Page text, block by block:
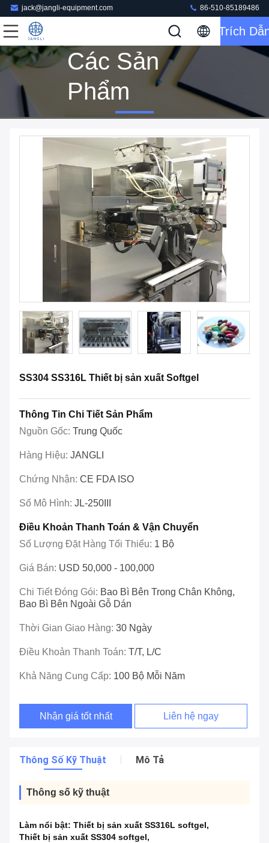
jack@jangli-equipment.com 86-510-85189486
Trích
Các Sản
Phẩm
SS304 SS316L Thiết bị sản xuất Softgel
Thông Tin Chi Tiết Sản Phẩm
Nguồn Gốc: Trung Quốc
Hàng Hiệu: JANGLI
Chứng Nhận: CE FDA ISO
Số Mô Hình: JL-250III
Điều Khoản Thanh Toán & Vận Chuyển
Số Lượng Đặt Hàng Tối Thiểu: 1 Bộ
Giá Bán: USD 50,000 - 100,000
Chi Tiết Đóng Gói: Bao Bì Bên Trong Chân Không,
Bao Bì Bên Ngoài Gỗ Dán
Thời Gian Giao Hàng: 30 Ngày
Điều Khoản Thanh Toán: T/T, L/C
Khả Năng Cung Cấp: 100 Bộ Mỗi Năm
Nhận giá tốt nhất Liên hệ ngay
Thông Số Kỹ Thuật Mô Tả
Thông số kỹ thuật
Làm nổi bật: Thiết bị sản xuất SS316L softgel,
Thiết bị sản xuất SS304 softgel,